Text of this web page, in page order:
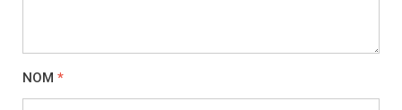
NOM *